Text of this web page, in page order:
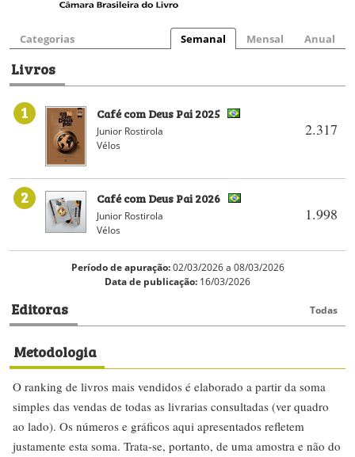
Categorias Semanal Mensal Anual
Livros
1
2.317
Café com Deus Pai 2025
Junior Rostirola
Vélos
2
1.998
Café com Deus Pai 2026
Junior Rostirola
Vélos
Período de apuração:02/03/2026 a 08/03/2026
Data de publicação: 16/03/2026
Editoras Todas
Metodologia
O ranking de livros mais vendidos é elaborado a partir da soma
simples das vendas de todas as livrarias consultadas (ver quadro
ao lado). Os números e gráficos aqui apresentados refletem
justamente esta soma. Trata-se, portanto, de uma amostra e não do